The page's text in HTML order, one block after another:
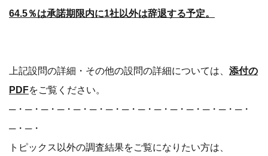
64.5％は承諾期限内に1社以外は辞退する予定。
上記設問の詳細・その他の設問の詳細については、 添付の
PDFをご覧ください。
─・─・─・─・─・─・─・─・─・─・─・─・─・─・─・
─・─・
トピックス以外の調査結果をご覧になりたい方は、